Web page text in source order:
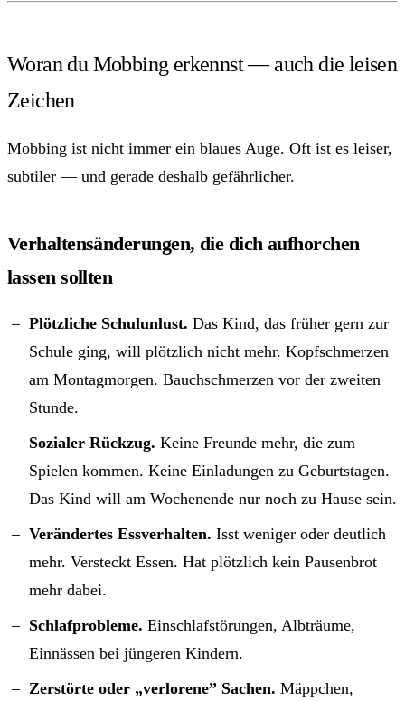
Woran du Mobbing erkennst — auch die leisen
Zeichen
Mobbing ist nicht immer ein blaues Auge. Oft ist es leiser,
subtiler — und gerade deshalb gefährlicher.
Verhaltensänderungen, die dich aufhorchen
lassen sollten
Plötzliche Schulunlust. Das Kind, das früher gern zur
Schule ging, will plötzlich nicht mehr. Kopfschmerzen
am Montagmorgen. Bauchschmerzen vor der zweiten
Stunde.
Sozialer Rückzug. Keine Freunde mehr, die zum
Spielen kommen. Keine Einladungen zu Geburtstagen.
Das Kind will am Wochenende nur noch zu Hause sein.
Verändertes Essverhalten. Isst weniger oder deutlich
mehr. Versteckt Essen. Hat plötzlich kein Pausenbrot
mehr dabei.
Schlafprobleme. Einschlafstörungen, Albträume,
Einnässen bei jüngeren Kindern.
Zerstörte oder „verlorene” Sachen. Mäppchen,